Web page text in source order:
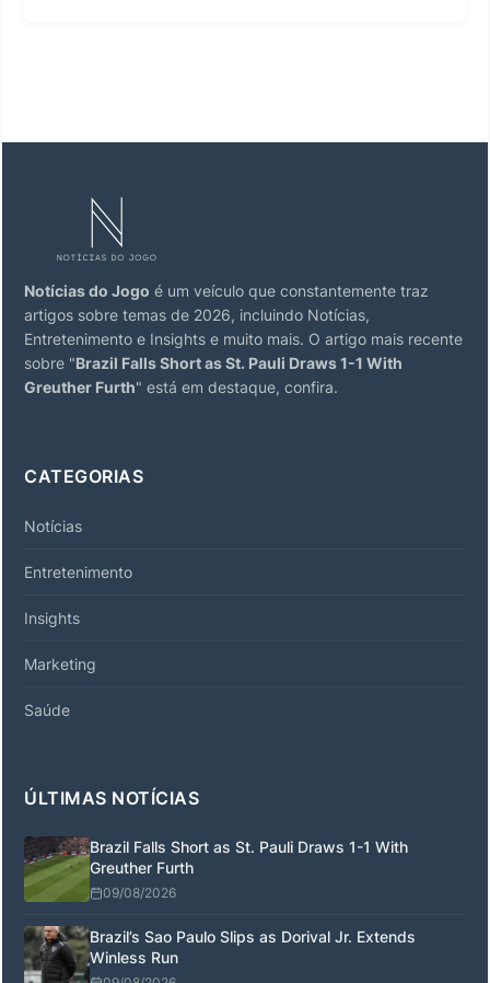
Notícias do Jogo é um veículo que constantemente traz
artigos sobre temas de 2026, incluindo Notícias,
Entretenimento e Insights e muito mais. O artigo mais recente
sobre "Brazil Falls Short as St. Pauli Draws 1-1 With
Greuther Furth" está em destaque, confira.
CATEGORIAS
Notícias
Entretenimento
Insights
Marketing
Saúde
ÚLTIMAS NOTÍCIAS
Brazil Falls Short as St. Pauli Draws 1-1 With
Greuther Furth
09/08/2026
Brazil’s Sao Paulo Slips as Dorival Jr. Extends
Winless Run